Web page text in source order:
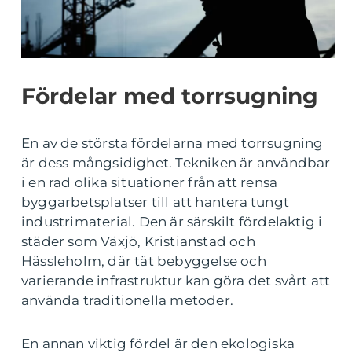
Fördelar med torrsugning
En av de största fördelarna med torrsugning
är dess mångsidighet. Tekniken är användbar
i en rad olika situationer från att rensa
byggarbetsplatser till att hantera tungt
industrimaterial. Den är särskilt fördelaktig i
städer som Växjö, Kristianstad och
Hässleholm, där tät bebyggelse och
varierande infrastruktur kan göra det svårt att
använda traditionella metoder.
En annan viktig fördel är den ekologiska